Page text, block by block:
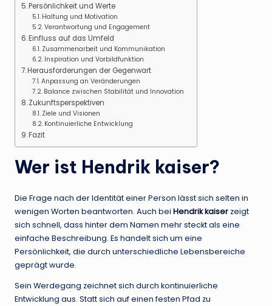
Persönlichkeit und Werte
Haltung und Motivation
Verantwortung und Engagement
Einfluss auf das Umfeld
Zusammenarbeit und Kommunikation
Inspiration und Vorbildfunktion
Herausforderungen der Gegenwart
Anpassung an Veränderungen
Balance zwischen Stabilität und Innovation
Zukunftsperspektiven
Ziele und Visionen
Kontinuierliche Entwicklung
Fazit
Wer ist Hendrik kaiser?
Die Frage nach der Identität einer Person lässt sich selten in
wenigen Worten beantworten. Auch bei Hendrik kaiser zeigt
sich schnell, dass hinter dem Namen mehr steckt als eine
einfache Beschreibung. Es handelt sich um eine
Persönlichkeit, die durch unterschiedliche Lebensbereiche
geprägt wurde.
Sein Werdegang zeichnet sich durch kontinuierliche
Entwicklung aus. Statt sich auf einen festen Pfad zu